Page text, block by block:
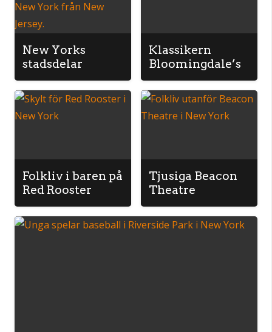
New Yorks
stadsdelar
Klassikern
Bloomingdale’s
Folkliv i baren på
Red Rooster
Tjusiga Beacon
Theatre